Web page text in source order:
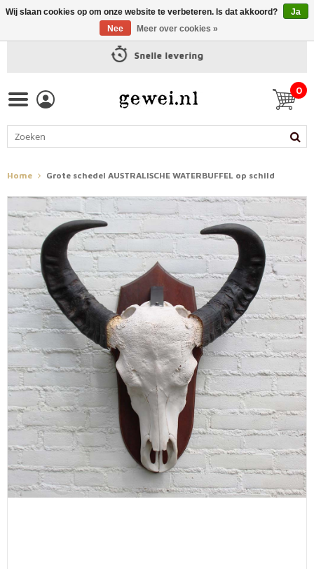
Snelle levering
0
Home Grote schedel AUSTRALISCHE WATERBUFFEL op schild
Wij slaan cookies op om onze website te verbeteren. Is dat akkoord?
Ja
Nee
Meer over cookies »